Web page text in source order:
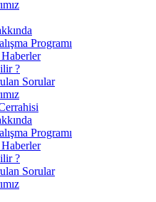
Programı
?
Sorular
Programı
?
Sorular